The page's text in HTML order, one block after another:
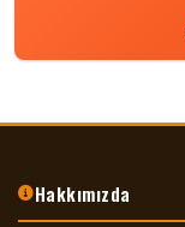
Hakkımızda